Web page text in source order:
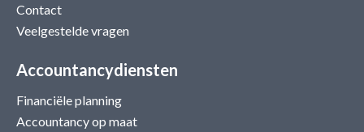
Contact
Veelgestelde vragen
Accountancydiensten
Financiële planning
Accountancy op maat